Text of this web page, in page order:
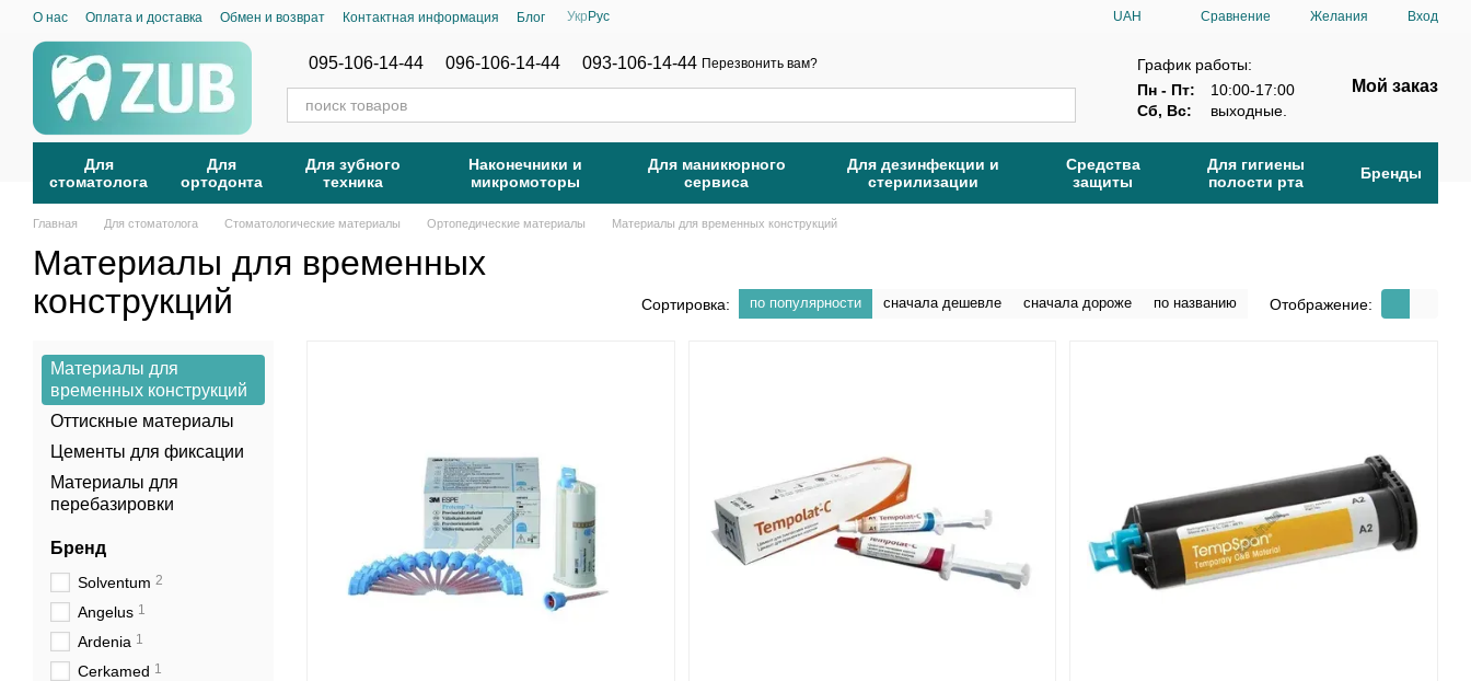
Перейти к основному контенту
О нас Оплата и доставка Обмен и возврат Контактная информация Блог Укр Рус UAH Сравнение Желания Вход
095-106-14-44 096-106-14-44 093-106-14-44 Перезвонить вам?
График работы:
Пн - Пт:
10:00-17:00
Сб, Вс:
выходные.
Мой заказ
Для
стоматолога
Для
ортодонта
Для зубного
техника
Наконечники и
микромоторы
Для маникюрного
сервиса
Для дезинфекции и
стерилизации
Средства
защиты
Для гигиены
полости рта
Бренды
Главная Для стоматолога Стоматологические материалы Ортопедические материалы Материалы для временных конструкций
Материалы для временных
конструкций
Сортировка: по популярности сначала дешевле сначала дороже по названию Отображение:
Материалы для
временных конструкций
Оттискные материалы
Цементы для фиксации
Материалы для
перебазировки
Бренд
Solventum 2
Angelus 1
Ardenia 1
Cerkamed 1